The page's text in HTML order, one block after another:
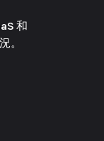
和
。